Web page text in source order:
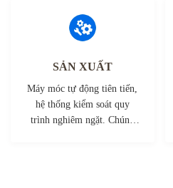
nghiêm ngặt và phòng thí
nghiệm thử nghiệm chuyên
nghiệp.
SẢN XUẤT
Máy móc tự động tiên tiến,
hệ thống kiểm soát quy
trình nghiêm ngặt. Chúng